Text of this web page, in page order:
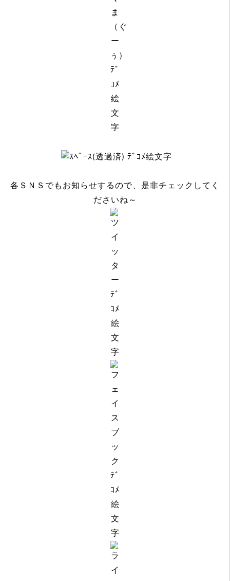
各ＳＮＳでもお知らせするので、是非チェックしてく
ださいね～